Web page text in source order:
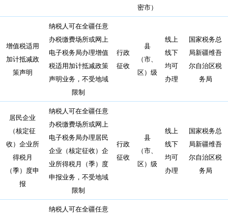
密市）
增值税适用
加计抵减政
策声明
纳税人可在全疆任意
办税缴费场所或网上
电子税务局办理增值
税适用加计抵减政策
声明业务，不受地域
限制
行政
征收
县
（市、
区）级
线上
线下
均可
办理
国家税务总
局新疆维吾
尔自治区税
务局
居民企业
（核定征
收）企业所
得税月
（季）度申
报
纳税人可在全疆任意
办税缴费场所或网上
电子税务局办理居民
企业（核定征收）企
业所得税月（季）度
申报业务，不受地域
限制
行政
征收
县
（市、
区）级
线上
线下
均可
办理
国家税务总
局新疆维吾
尔自治区税
务局
纳税人可在全疆任意